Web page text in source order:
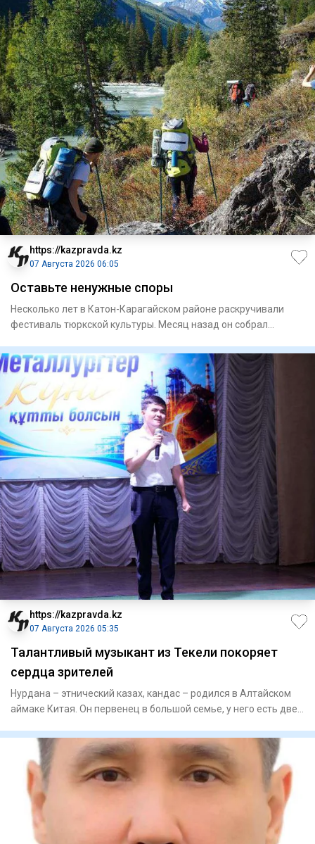
https://kazpravda.kz
07 Августа 2026 06:05
Оставьте ненужные споры
Несколько лет в Катон-Карагайском районе раскручивали
фестиваль тюркской культуры. Месяц назад он собрал
https://kazpravda.kz
07 Августа 2026 05:35
Талантливый музыкант из Текели покоряет
сердца зрителей
Нурдана – этнический казах, кандас – родился в Алтайском
аймаке Китая. Он первенец в большой семье, у него есть две